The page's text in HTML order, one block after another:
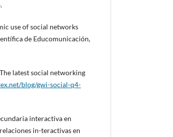
use of social networks
de Educomunicación,
latest social networking
blog/gwi-social-q4-
interactiva en
in-teractivas en